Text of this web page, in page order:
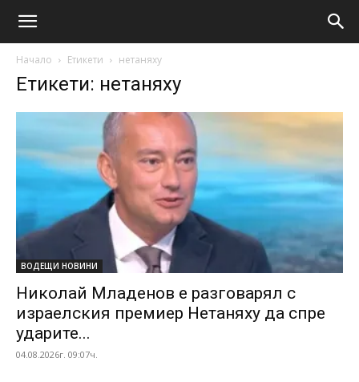
Начало Етикети нетаняху
Етикети: нетаняху
ВОДЕЩИ НОВИНИ
Николай Младенов е разговарял с
израелския премиер Нетаняху да спре
ударите...
04.08.2026г. 09:07ч.